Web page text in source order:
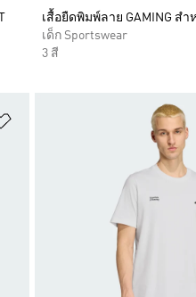
เสื้อยืดพิมพ์ลาย GAMING สำ
เด็ก Sportswear
3 สี
เพิ่มไปยังรายการสินค้าโปรด